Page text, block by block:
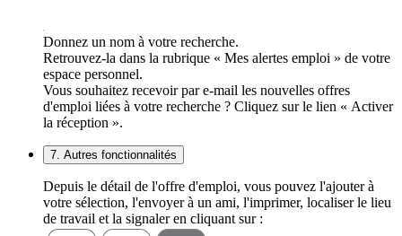
Donnez un nom à votre recherche.
Retrouvez-la dans la rubrique « Mes alertes emploi » de votre
espace personnel.
Vous souhaitez recevoir par e-mail les nouvelles offres
d'emploi liées à votre recherche ? Cliquez sur le lien « Activer
la réception ».
7. Autres fonctionnalités
Depuis le détail de l'offre d'emploi, vous pouvez l'ajouter à
votre sélection, l'envoyer à un ami, l'imprimer, localiser le lieu
de travail et la signaler en cliquant sur :